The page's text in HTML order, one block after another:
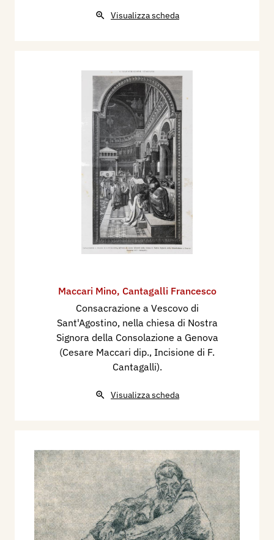
Visualizza scheda
Maccari Mino, Cantagalli Francesco
Consacrazione a Vescovo di
Sant'Agostino, nella chiesa di Nostra
Signora della Consolazione a Genova
(Cesare Maccari dip., Incisione di F.
Cantagalli).
Visualizza scheda